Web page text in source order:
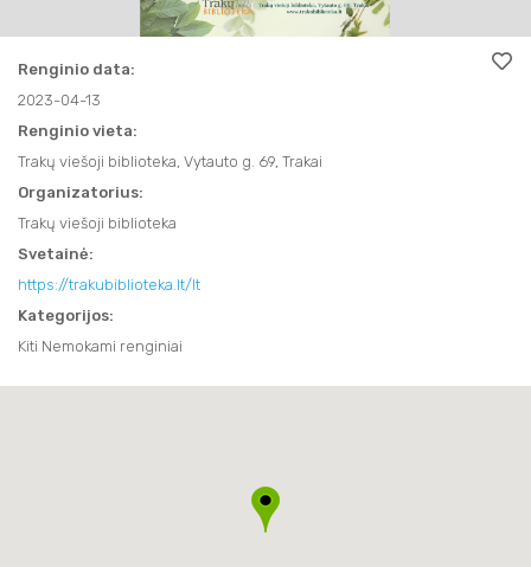
FILMAI
SVEIKATINIMO PASLAUGOS
KAVINĖS IR RESTORANAI
KONFERENCIJŲ ORGANIZAVIMAS
STOVYKLOS
APIE MUS
LEIDINIAI
Renginio data:
2023-04-13
Renginio vieta:
Trakų viešoji biblioteka, Vytauto g. 69, Trakai
Organizatorius:
Trakų viešoji biblioteka
Svetainė:
https://trakubiblioteka.lt/lt
Kategorijos:
Kiti Nemokami renginiai
FILMAI
KITI
KALĖDINIAI RENGINIAI
TRAKAI JUMS
KAVINĖS IR RESTORANAI
KONFERENCIJŲ ORGANIZAVIMAS
TRAKIEČIO KORTELĖ
STOVYKLOS